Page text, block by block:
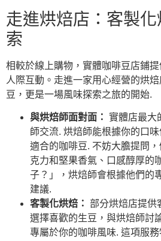
走進烘焙店：客製
索
相較於線上購物，實體咖啡豆店鋪
人際互動。走進一家用心經營的烘
豆，更是一場風味探索之旅的開始.
與烘焙師面對面： 實體店最大
師交流. 烘焙師能根據你的口
適合的咖啡豆. 不妨大膽提問
克力和堅果香氣、口感醇厚的
子？」，烘焙師會根據他們的
建議.
客製化烘焙： 部分烘焙店提供
選擇喜歡的生豆，與烘焙師討
專屬於你的咖啡風味. 這項服